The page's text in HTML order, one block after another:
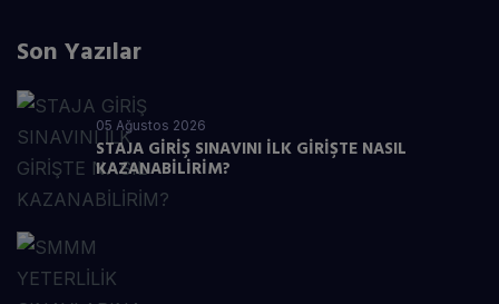
Son Yazılar
05 Ağustos 2026
STAJA GİRİŞ SINAVINI İLK GİRİŞTE NASIL
KAZANABİLİRİM?